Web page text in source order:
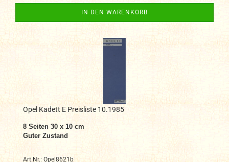
IN DEN WARENKORB
Opel Kadett E Preisliste 10.1985
8 Seiten 30 x 10 cm
Guter Zustand
Art.Nr.: Opel8621b